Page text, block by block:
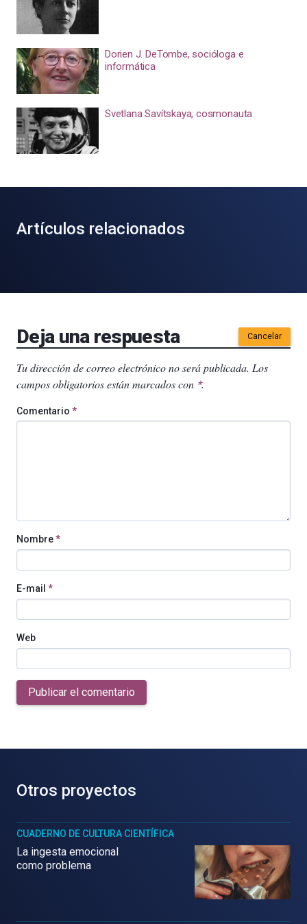
Dorien J. DeTombe, socióloga e
informática
Svetlana Savítskaya, cosmonauta
Artículos relacionados
Deja una respuesta Cancelar
Tu dirección de correo electrónico no será publicada. Los
campos obligatorios están marcados con *.
Comentario *
Nombre*
E-mail *
Web
Publicar el comentario
Otros proyectos
CUADERNO DE CULTURA CIENTÍFICA
La ingesta emocional
como problema